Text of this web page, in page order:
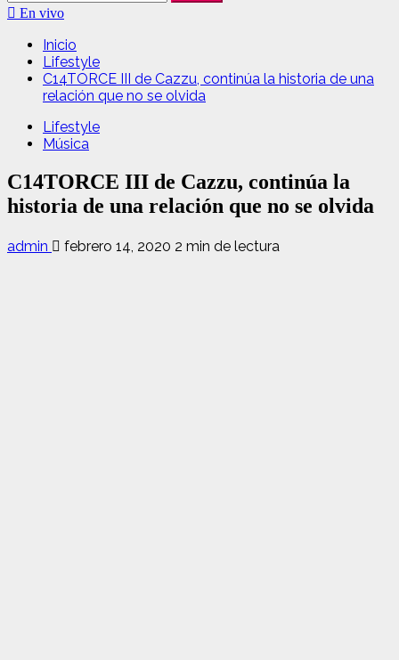
En vivo
Inicio
Lifestyle
C14TORCE III de Cazzu, continúa la historia de una
relación que no se olvida
Lifestyle
Música
C14TORCE III de Cazzu, continúa la
historia de una relación que no se olvida
admin febrero 14, 2020 2 min de lectura